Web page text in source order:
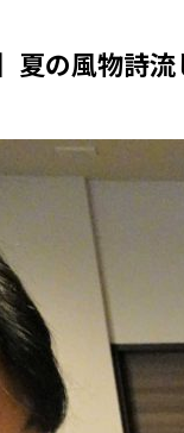
夏の風物詩